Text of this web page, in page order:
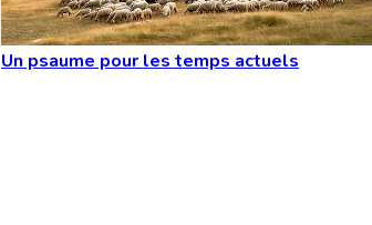
Un psaume pour les temps actuels